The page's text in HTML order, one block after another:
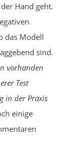
Hand geht.
das Modell
sind.
vorhanden
Test
in der Praxis
einige